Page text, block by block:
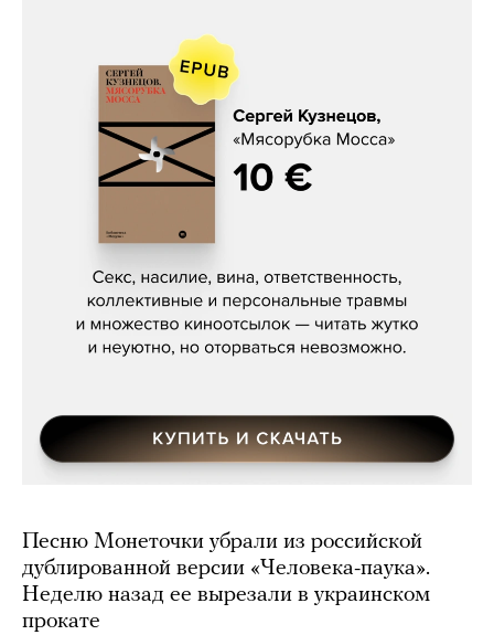
Сергей Кузнецов, «Мясорубка
Песню Монеточки убрали из российской
дублированной версии «Человека-паука».
Неделю назад ее вырезали в украинском
прокате